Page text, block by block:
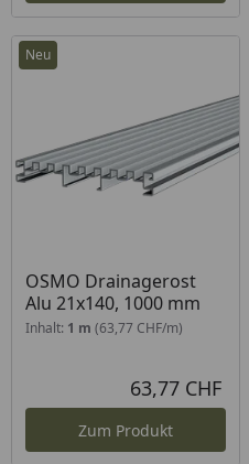
Neu
OSMO Drainagerost
Alu 21x140, 1000 mm
Inhalt: 1 m (63,77 CHF/m)
63,77 CHF
Zum Produkt